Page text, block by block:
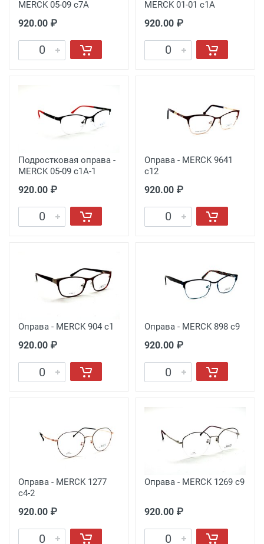
MERCK 05-09 с7A
920.00 ₽
MERCK 01-01 с1A
920.00 ₽
Подростковая оправа -
MERCK 05-09 с1A-1
920.00 ₽
Оправа - MERCK 9641
с12
920.00 ₽
Оправа - MERCK 904 с1
920.00 ₽
Оправа - MERCK 898 с9
920.00 ₽
Оправа - MERCK 1277
с4-2
920.00 ₽
Оправа - MERCK 1269 с9
920.00 ₽